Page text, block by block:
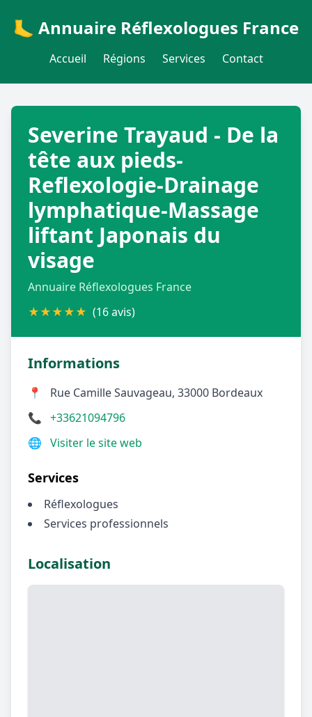
🦶 Annuaire Réflexologues France
Accueil Régions Services Contact
Severine Trayaud - De la
tête aux pieds-
Reflexologie-Drainage
lymphatique-Massage
liftant Japonais du
visage
Annuaire Réflexologues France
★★★★★ (16 avis)
Informations
📍
Rue Camille Sauvageau, 33000 Bordeaux
📞 +33621094796
🌐 Visiter le site web
Services
Réflexologues
Services professionnels
Localisation